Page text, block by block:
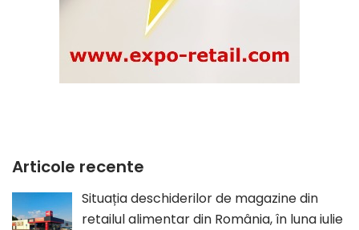
Articole recente
Situația deschiderilor de magazine din
retailul alimentar din România, în luna iulie